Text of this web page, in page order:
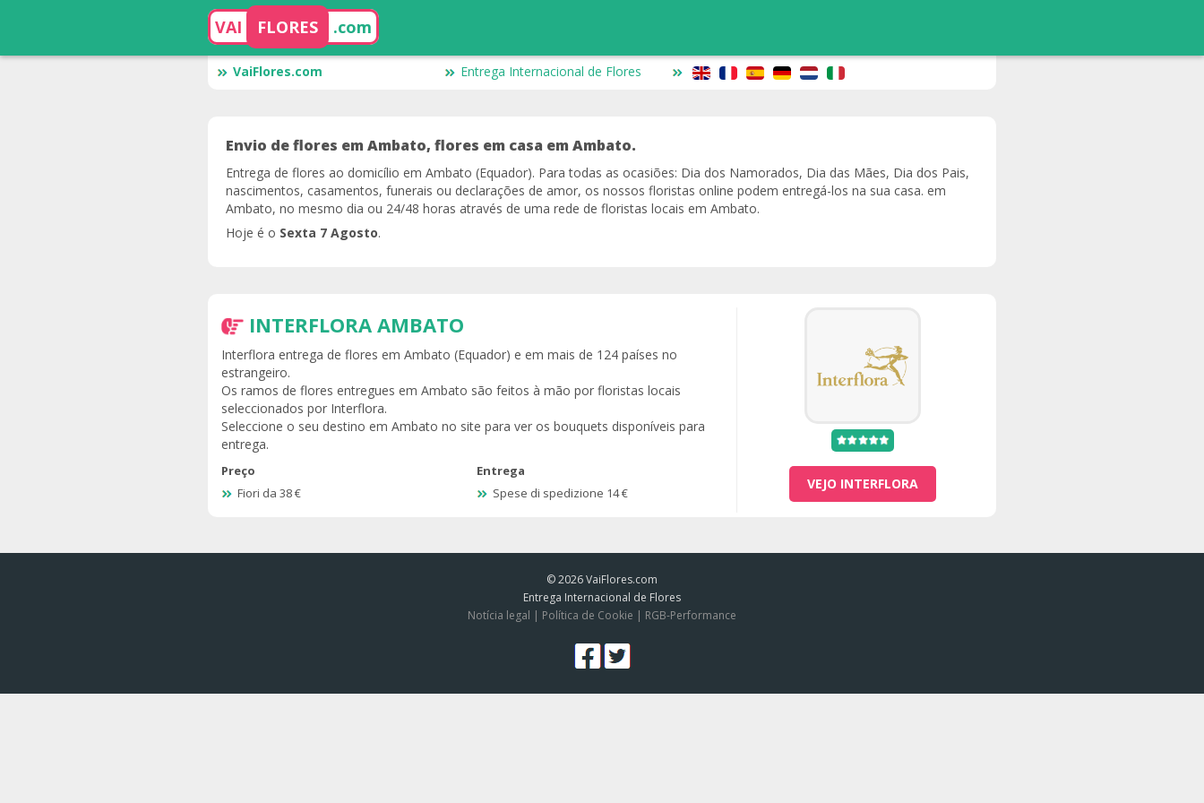
VAI FLORES .com
VaiFlores.com Entrega Internacional de Flores
Envio de flores em Ambato, flores em casa em Ambato.
Entrega de flores ao domicílio em Ambato (Equador). Para todas as ocasiões: Dia dos Namorados, Dia das Mães, Dia dos Pais,
nascimentos, casamentos, funerais ou declarações de amor, os nossos floristas online podem entregá-los na sua casa. em
Ambato, no mesmo dia ou 24/48 horas através de uma rede de floristas locais em Ambato.
Hoje é o Sexta 7 Agosto.
INTERFLORA AMBATO
Interflora entrega de flores em Ambato (Equador) e em mais de 124 países no
estrangeiro.
Os ramos de flores entregues em Ambato são feitos à mão por floristas locais
seleccionados por Interflora.
Seleccione o seu destino em Ambato no site para ver os bouquets disponíveis para
entrega.
Preço
Fiori da 38 €
Entrega
Spese di spedizione 14 €
VEJO INTERFLORA
© 2026VaiFlores.com
Entrega Internacional de Flores
Notícia legal | Política de Cookie | RGB-Performance